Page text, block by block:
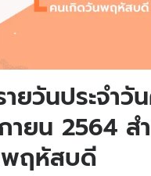
ยวันประจำวั
ยน 2564 ส
ฤหัสบดี